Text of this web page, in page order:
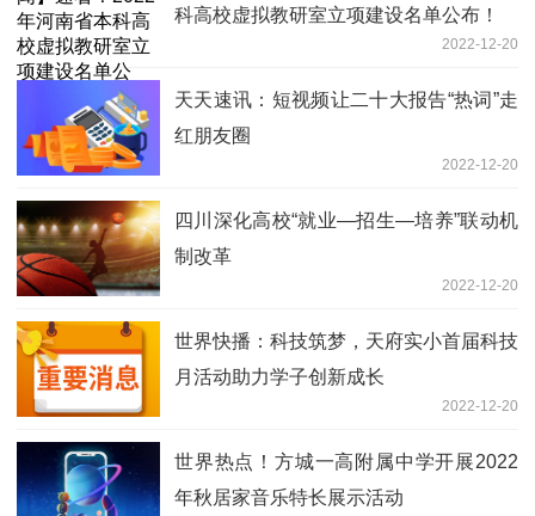
科高校虚拟教研室立项建设名单公布！
2022-12-20
天天速讯：短视频让二十大报告“热词”走
红朋友圈
2022-12-20
四川深化高校“就业—招生—培养”联动机
制改革
2022-12-20
世界快播：科技筑梦，天府实小首届科技
月活动助力学子创新成长
2022-12-20
世界热点！方城一高附属中学开展2022
年秋居家音乐特长展示活动